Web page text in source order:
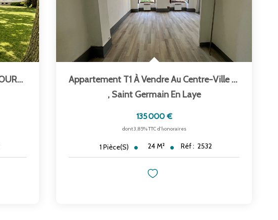
SAINT GERMAIN EN LAYE, Quartier TOURVILLE - Place LOUIS XIV
Appartement T1 À Vendre Au Centre-Ville De...
, Saint Germain En Laye
135 000 €
dont 3,85% TTC d'honoraires
1 Pièce(s) 24M² Réf : 2532